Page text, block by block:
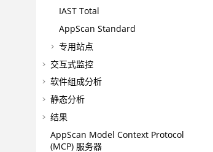
IAST Total
AppScan Standard
专用站点
交互式监控
软件组成分析
静态分析
结果
AppScan Model Context Protocol
(MCP) 服务器